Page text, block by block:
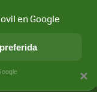
APLICACIONES
×
en Google